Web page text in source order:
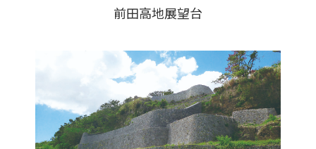
前田高地展望台